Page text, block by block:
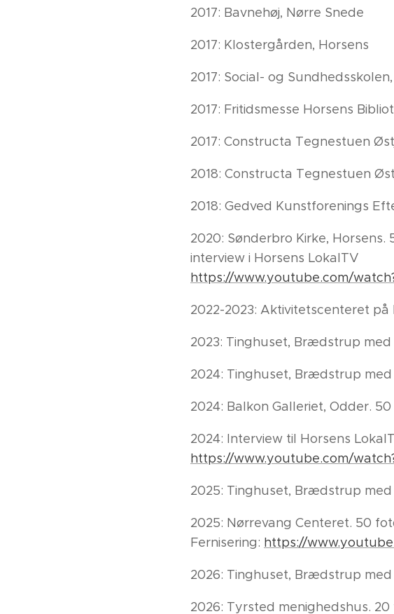
2017: Bavnehøj, Nørre Snede
2017: Klostergården, Horsens
2017: Social- og
2017: Fritidsmesse Horsens
2017: Constructa Tegnestuen
2018: Constructa Tegnestuen
2018: Gedved Kunstforenings
2020: Sønderbro Kirke, Horsens.
interview i Horsens LokalTV
https://www.youtube.com/
2022-2023: Aktivitetscenteret
2023: Tinghuset, Brædstrup
2024: Tinghuset, Brædstrup
2024: Balkon Galleriet, Odder.
2024: Interview til Horsens
https://www.youtube.com/
2025: Tinghuset, Brædstrup
2025: Nørrevang Centeret. 50
Fernisering: https://
2026: Tinghuset, Brædstrup
2026: Tyrsted menighedshus.